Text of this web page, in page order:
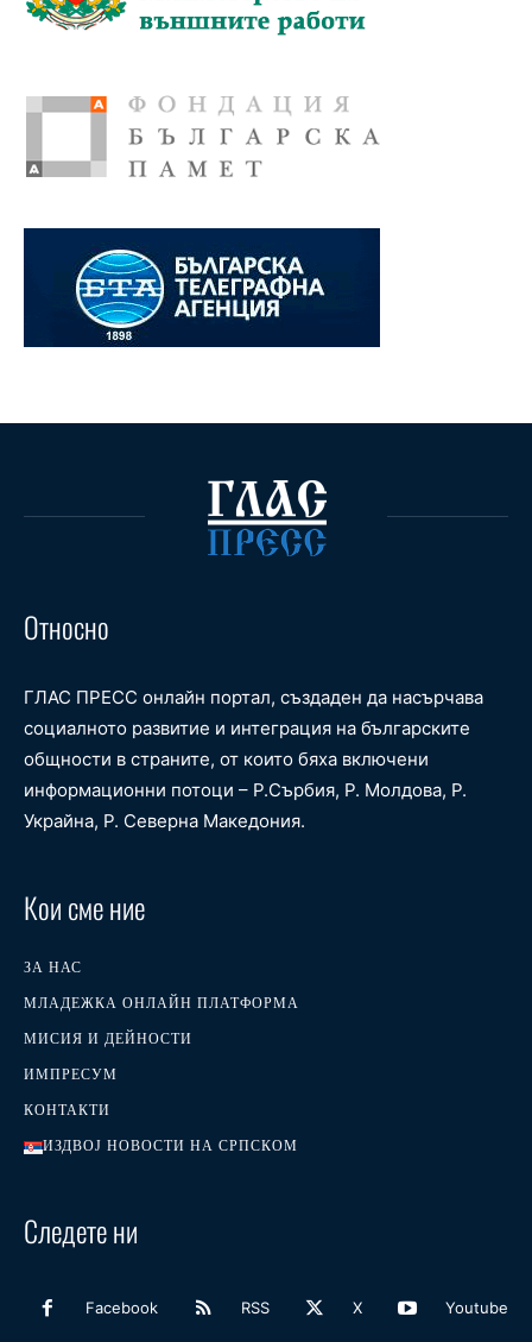
Относно
ГЛАС ПРЕСС онлайн портал, създаден да насърчава
социалното развитие и интеграция на българските
общности в страните, от които бяха включени
информационни потоци – Р.Сърбия, Р. Молдова, Р.
Украйна, Р. Северна Македония.
Кои сме ние
ЗА НАС
МЛАДЕЖКА ОНЛАЙН ПЛАТФОРМА
МИСИЯ И ДЕЙНОСТИ
ИМПРЕСУМ
КОНТАКТИ
ИЗДВОЈ НОВОСТИ НА СРПСКОМ
Следете ни
Facebook RSS X Youtube